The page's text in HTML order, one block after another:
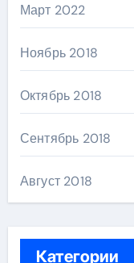
Март 2022
Ноябрь 2018
Октябрь 2018
Сентябрь 2018
Август 2018
Категории